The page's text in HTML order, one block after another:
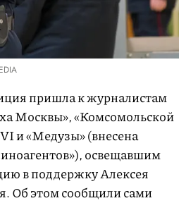
пришла к журналистам
Москвы», «Комсомольской
и «Медузы» (внесена
освещавшим
в поддержку Алексея
Об этом сообщили сами